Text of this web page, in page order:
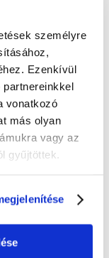
személyre
Ezenkívül
vonatkozó
más olyan
vagy az
gyűjtöttek.
könnyedén beláthat
az állat
kényelmes és
szerkezet pedig
ellenállást. A fedélen
friss
állat egészségének